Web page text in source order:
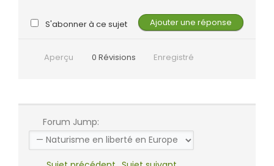
S'abonner à ce sujet
Aperçu 0 Révisions Enregistré
Forum Jump: